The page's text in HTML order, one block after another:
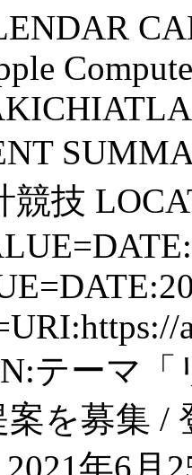
競技
テーマ
を募集 /